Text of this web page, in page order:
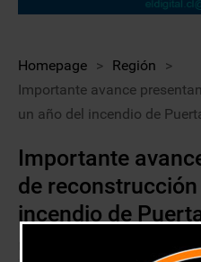
Homepage > Región
>
Importante avance
un año del incendio de
Importante
de
incendio de